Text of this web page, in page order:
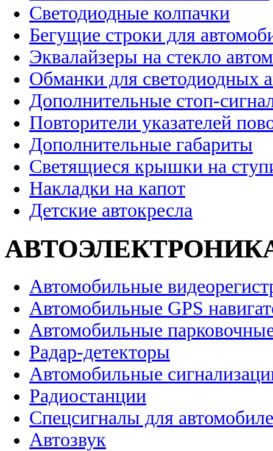
Светодиодные колпачки
Бегущие строки для
Эквалайзеры на стекло
Обманки для светодиодных
Дополнительные стоп-
Повторители указателей
Дополнительные габариты
Светящиеся крышки на
Накладки на капот
Детские автокресла
Автомобильные
Автомобильные GPS
Автомобильные
Радар-детекторы
Автомобильные
Радиостанции
Спецсигналы для
Автозвук